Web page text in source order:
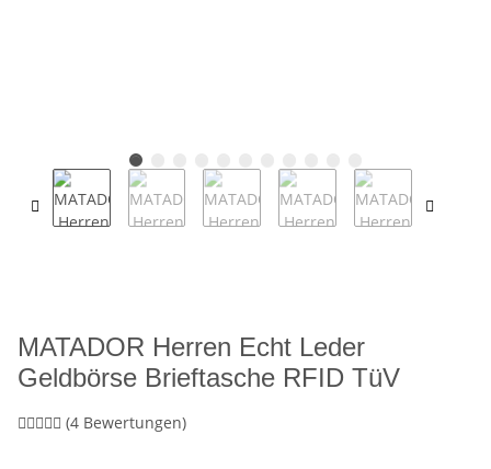
MATADOR Herren Echt Leder
Geldbörse Brieftasche RFID TüV
(4 Bewertungen)